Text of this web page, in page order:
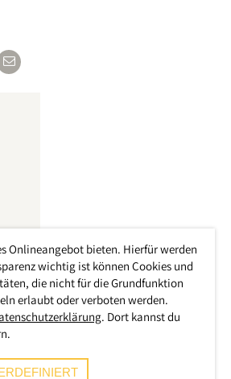
Onlineangebot bieten. Hierfür werden
wichtig ist können Cookies und
die nicht für die Grundfunktion
erlaubt oder verboten werden.
. Dort kannst du